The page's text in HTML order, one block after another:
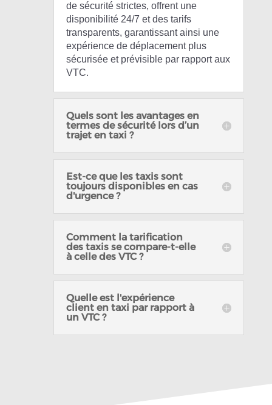
de sécurité strictes, offrent une
disponibilité 24/7 et des tarifs
transparents, garantissant ainsi une
expérience de déplacement plus
sécurisée et prévisible par rapport aux
VTC.
Quels sont les avantages en
termes de sécurité lors d’un
trajet en taxi ?
Est-ce que les taxis sont
toujours disponibles en cas
d'urgence ?
Comment la tarification
des taxis se compare-t-elle
à celle des VTC ?
Quelle est l'expérience
client en taxi par rapport à
un VTC ?